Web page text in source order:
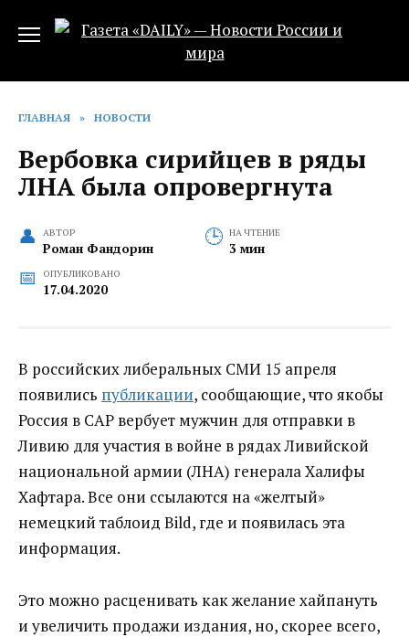
ГЛАВНАЯ » НОВОСТИ
Вербовка сирийцев в ряды
ЛНА была опровергнута
АВТОР
Роман Фандорин
НА ЧТЕНИЕ
3 мин
ОПУБЛИКОВАНО
17.04.2020
В российских либеральных СМИ 15 апреля
появились публикации, сообщающие, что якобы
Россия в САР вербует мужчин для отправки в
Ливию для участия в войне в рядах Ливийской
национальной армии (ЛНА) генерала Халифы
Хафтара. Все они ссылаются на «желтый»
немецкий таблоид Bild, где и появилась эта
информация.
Это можно расценивать как желание хайпануть
и увеличить продажи издания, но, скорее всего,